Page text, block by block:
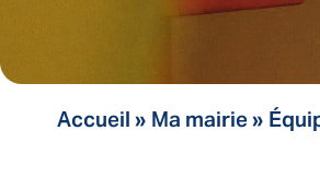
Accueil»Ma mairie»